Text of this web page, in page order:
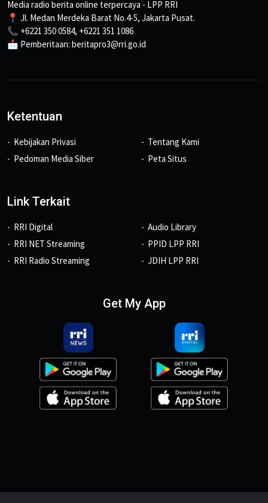
Media radio berita online terpercaya - LPP RRI
📍 Jl. Medan Merdeka Barat No.4-5, Jakarta Pusat.
📞 +6221 350 0584, +6221 351 1086
📩 Pemberitaan: beritapro3@rri.go.id
Ketentuan
Kebijakan Privasi
Pedoman Media Siber
Tentang Kami
Peta Situs
Link Terkait
RRI Digital
RRI NET Streaming
RRI Radio Streaming
Audio Library
PPID LPP RRI
JDIH LPP RRI
Get My App